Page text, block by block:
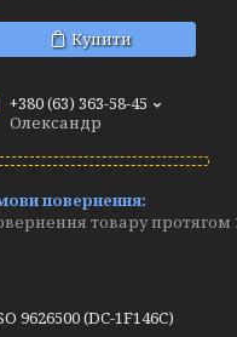
Купити
+380 (63) 363-58-45
Олександр
товару протягом
9626500 (DC-1F146C)